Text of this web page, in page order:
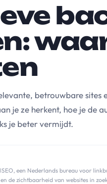
betrouwbare sites
je ze herkent, hoe je de
je beter vermijdt.
een Nederlands bureau voor
de zichtbaarheid van websites in